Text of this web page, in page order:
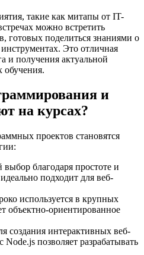
такие как митапы от IT-
можно встретить
готовых поделиться знаниями о
Это отличная
и получения актуальной
обучения.
и
на курсах?
проектов становятся
благодаря простоте и
подходит для веб-
используется в крупных
объектно-ориентированное
создания интерактивных веб-
позволяет разрабатывать